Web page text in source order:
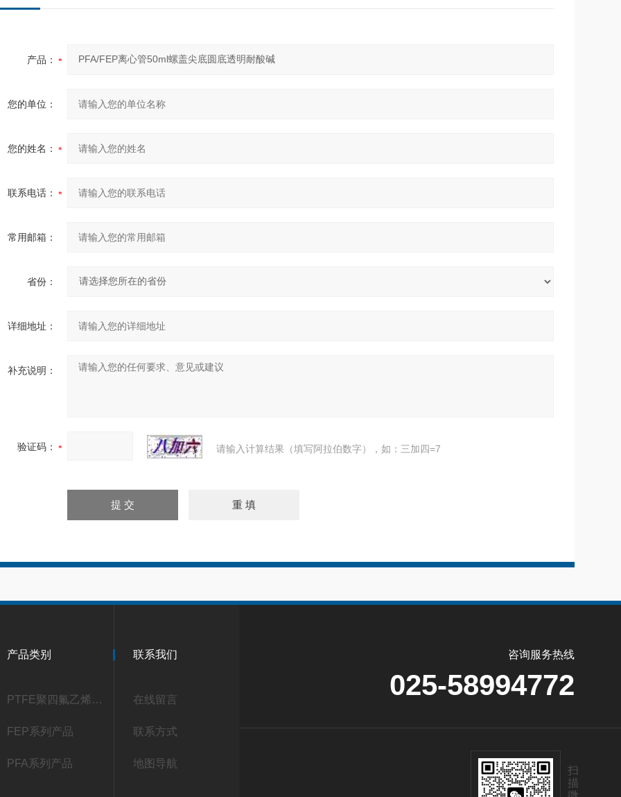
产品：
您的单位：
您的姓名：
联系电话：
常用邮箱：
省份：
详细地址：
补充说明：
验证码： 请输入计算结果（填写阿拉伯数字），如：三加四=7
产品类别
PTFE聚四氟乙烯系列产品
FEP系列产品
PFA系列产品
联系我们
在线留言
联系方式
地图导航
咨询服务热线
025-58994772
扫
描